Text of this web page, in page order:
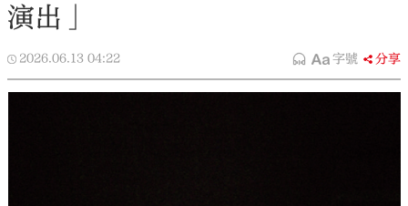
演出」
2026.06.13 04:22 字號 分享